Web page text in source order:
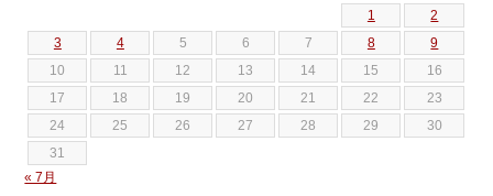
1
2
3
4 5 6 7 8
9
10
11 12 13 14 15
16
17
18 19 20 21 22
23
24
25 26 27 28 29
30
31
« 7月